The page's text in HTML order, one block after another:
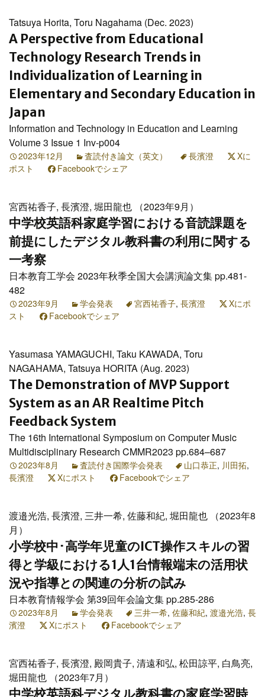
Tatsuya Horita, Toru Nagahama (Dec. 2023)
A Perspective from Educational
Technology Research Trends in
Individualization of Learning in
Elementary and Secondary Education in
Japan
Information and Technology in Education and Learning
Volume 3 Issue 1 Inv-p004
2023年12月 査読付き論文（英文） 長濱澄
Xに
ポスト
Facebookでシェア
宮西祐香子, 長濱澄, 堀田龍也 （2023年9月）
中学校英語科家庭学習における音読課題を
前提にしたデジタル教科書の利用に関する
一考察
日本教育工学会 2023年秋季全国大会講演論文集 pp.481-
482
2023年9月 学会発表 宮西祐香子, 長濱澄
Xにポ
スト
Facebookでシェア
Yasumasa YAMAGUCHI, Taku KAWADA, Toru
NAGAHAMA, Tatsuya HORITA (Aug. 2023)
The Demonstration of MVP Support
System as an AR Realtime Pitch
Feedback System
The 16th International Symposium on Computer Music
Multidisciplinary Research CMMR2023 pp.684–687
2023年8月 査読付き国際学会発表 山口恭正, 川田拓,
長濱澄
Xにポスト Facebookでシェア
渡邉光浩, 長濱澄, 三井一希, 佐藤和紀, 堀田龍也 （2023年8
月）
小学校中･高学年児童のICT操作スキルの習
得と学級における1人1台情報端末の活用状
況や指導との関連の分析の試み
日本教育情報学会 第39回年会論文集 pp.285-286
2023年8月 学会発表 三井一希, 佐藤和紀, 渡邉光浩, 長
濱澄
Xにポスト Facebookでシェア
宮西祐香子, 長濱澄, 殿岡貴子, 清遠和弘, 松田諒平, 白鳥亮,
堀田龍也 （2023年7月）
中学校英語科デジタル教科書の家庭学習時